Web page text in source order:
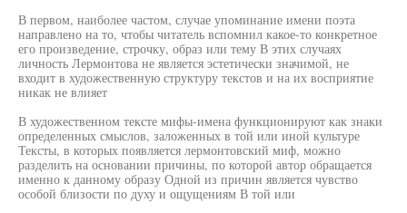
В первом, наиболее частом, случае упоминание имени поэта
направлено на то, чтобы читатель вспомнил какое-то конкретное
его произведение, строчку, образ или тему В этих случаях
личность Лермонтова не является эстетически значимой, не
входит в художественную структуру текстов и на их восприятие
никак не влияет
В художественном тексте мифы-имена функционируют как знаки
определенных смыслов, заложенных в той или иной культуре
Тексты, в которых появляется лермонтовский миф, можно
разделить на основании причины, по которой автор обращается
именно к данному образу Одной из причин является чувство
особой близости по духу и ощущениям В той или